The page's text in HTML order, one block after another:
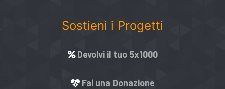
Sostieni i Progetti
Devolvi il tuo 5x1000
Fai una Donazione